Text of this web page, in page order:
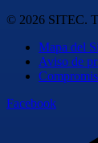
© 2026 SITEC.
Mapa del
Aviso de
Facebook